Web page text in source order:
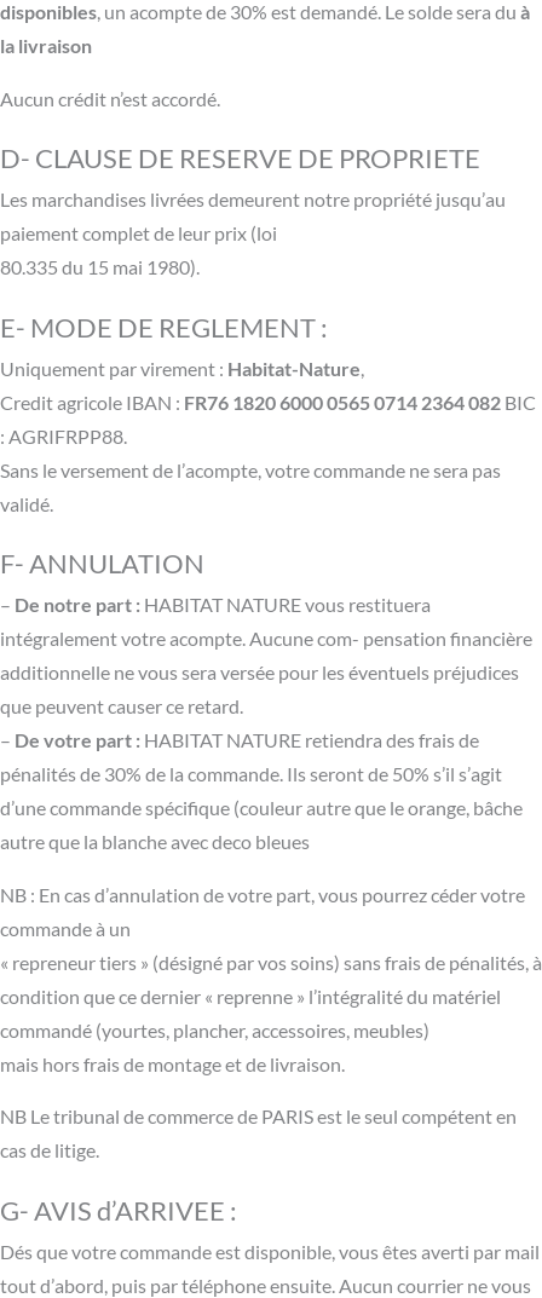
disponibles, un acompte de 30% est demandé. Le solde sera du à
la livraison
Aucun crédit n’est accordé.
D- CLAUSE DE RESERVE DE PROPRIETE
Les marchandises livrées demeurent notre propriété jusqu’au
paiement complet de leur prix (loi
80.335 du 15 mai 1980).
E- MODE DE REGLEMENT :
Uniquement par virement : Habitat-Nature
Credit agricole IBAN : FR76 1820 6000 0565 0714 2364 082 BIC
: AGRIFRPP88.
Sans le versement de l’acompte, votre commande ne sera pas
validé.
F- ANNULATION
– De notre part : HABITAT NATURE vous restituera
intégralement votre acompte. Aucune com- pensation financière
additionnelle ne vous sera versée pour les éventuels préjudices
que peuvent causer ce retard.
– De votre part : HABITAT NATURE retiendra des frais de
pénalités de 30% de la commande. Ils seront de 50% s’il s’agit
d’une commande spécifique (couleur autre que le orange, bâche
autre que la blanche avec deco bleues
NB : En cas d’annulation de votre part, vous pourrez céder votre
commande à un
« repreneur tiers » (désigné par vos soins) sans frais de pénalités, à
condition que ce dernier « reprenne » l’intégralité du matériel
commandé (yourtes, plancher, accessoires, meubles)
mais hors frais de montage et de livraison.
NB Le tribunal de commerce de PARIS est le seul compétent en
cas de litige.
G- AVIS d’ARRIVEE :
Dés que votre commande est disponible, vous êtes averti par mail
tout d’abord, puis par téléphone ensuite. Aucun courrier ne vous